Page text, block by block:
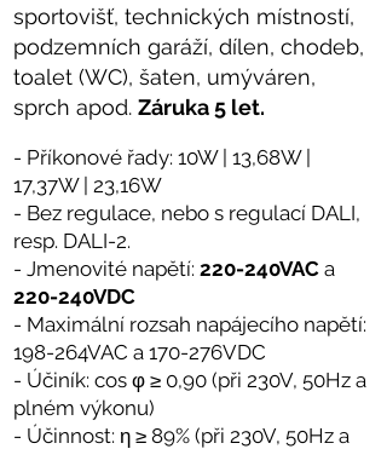
sportovišť, technických místností,
podzemních garáží, dílen, chodeb,
toalet (WC), šaten, umýváren,
sprch apod. Záruka 5 let.
- Příkonové řady: 10W | 13,68W |
17,37W | 23,16W
- Bez regulace, nebo s regulací DALI,
resp. DALI-2.
- Jmenovité napětí: 220-240VAC a
220-240VDC
- Maximální rozsah napájecího napětí:
198-264VAC a 170-276VDC
- Účiník: cos φ ≥ 0,90 (při 230V, 50Hz a
plném výkonu)
- Účinnost: η ≥ 89% (při 230V, 50Hz a